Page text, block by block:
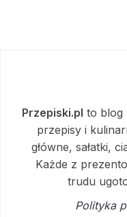
Przepiski.pl to blog
przepisy i
główne, sałatki,
Każde z
trudu
Polityka